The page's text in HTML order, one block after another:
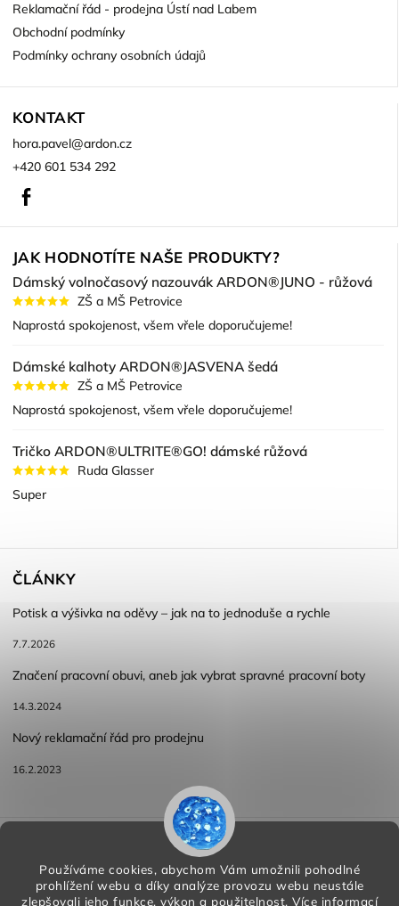
Používáme cookies, abychom Vám umožnili pohodlné
prohlížení webu a díky analýze provozu webu neustále
zlepšovali jeho funkce, výkon a použitelnost. Více informací
Reklamační řád - prodejna Ústí nad Labem
Obchodní podmínky
Podmínky ochrany osobních údajů
KONTAKT
hora.pavel@ardon.cz
+420 601 534 292
JAK HODNOTÍTE NAŠE PRODUKTY?
Dámský volnočasový nazouvák ARDON®JUNO - růžová
ZŠ a MŠ Petrovice
Naprostá spokojenost, všem vřele doporučujeme!
Dámské kalhoty ARDON®JASVENA šedá
ZŠ a MŠ Petrovice
Naprostá spokojenost, všem vřele doporučujeme!
Tričko ARDON®ULTRITE®GO! dámské růžová
Ruda Glasser
Super
ČLÁNKY
Potisk a výšivka na oděvy – jak na to jednoduše a rychle
7.7.2026
Značení pracovní obuvi, aneb jak vybrat spravné pracovní boty
14.3.2024
Nový reklamační řád pro prodejnu
16.2.2023
Reklamace a vracení zboží
Podmínky ochrany osobních údajů